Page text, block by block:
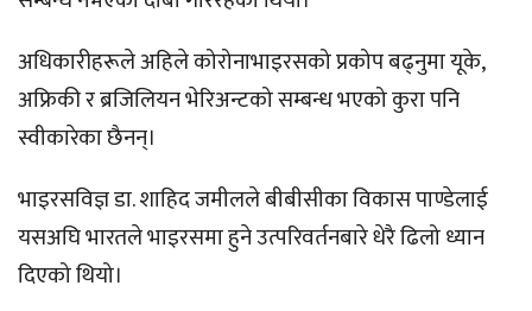
अधिकारीहरूले अहिले कोरोनाभाइरसको प्रकोप बढ्नुमा यूके,
अफ्रिकी र ब्रजिलियन भेरिअन्टको सम्बन्ध भएको कुरा पनि
स्वीकारेका छैनन्।
भाइरसविज्ञ डा. शाहिद जमीलले बीबीसीका विकास पाण्डेलाई
यसअघि भारतले भाइरसमा हुने उत्परिवर्तनबारे धेरै ढिलो ध्यान
दिएको थियो।